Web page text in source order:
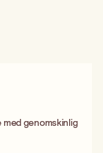
genomskinlig